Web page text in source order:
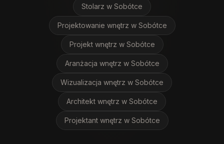
Stolarz w Sobótce
Projektowanie wnętrz w Sobótce
Projekt wnętrz w Sobótce
Aranżacja wnętrz w Sobótce
Wizualizacja wnętrz w Sobótce
Architekt wnętrz w Sobótce
Projektant wnętrz w Sobótce